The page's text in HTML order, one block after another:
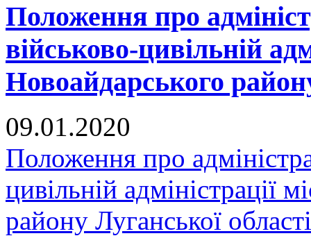
Положення про
військово-цивільній
Новоайдарського
09.01.2020
Положення про
цивільній адміністрації
району Луганської області